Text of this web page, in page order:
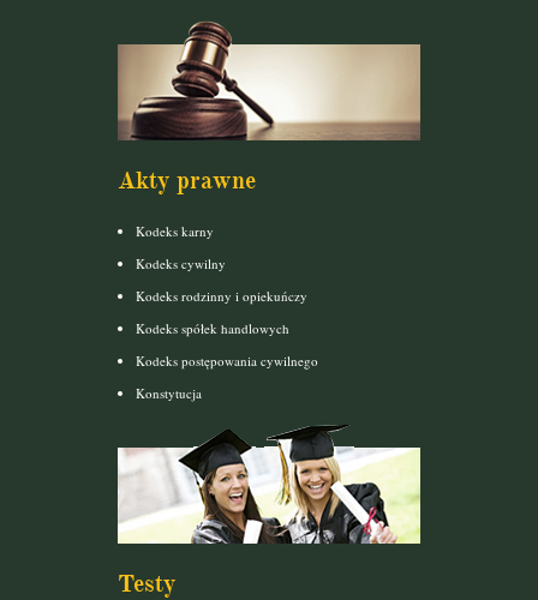
Akty prawne
Kodeks karny
Kodeks cywilny
Kodeks rodzinny i opiekuńczy
Kodeks spółek handlowych
Kodeks postępowania cywilnego
Konstytucja
Testy